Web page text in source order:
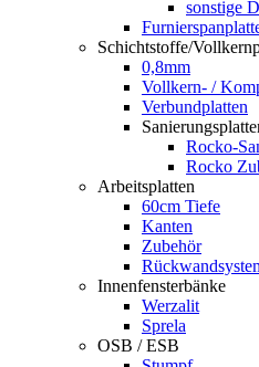
sonstige
Schichtstoffe/
0,8mm
Vollkern- /
Verbundplatten
Rocko-
Rocko
Arbeitsplatten
60cm Tiefe
Kanten
Zubehör
Innenfensterbänke
Werzalit
Sprela
OSB / ESB